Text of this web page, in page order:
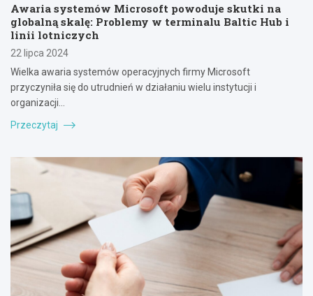
Awaria systemów Microsoft powoduje skutki na
globalną skalę: Problemy w terminalu Baltic Hub i
linii lotniczych
22 lipca 2024
Wielka awaria systemów operacyjnych firmy Microsoft
przyczyniła się do utrudnień w działaniu wielu instytucji i
organizacji…
Przeczytaj